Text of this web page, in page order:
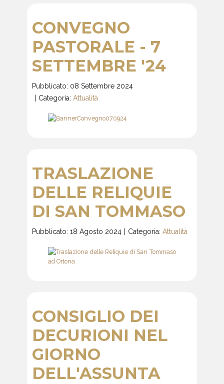
CONVEGNO
PASTORALE - 7
SETTEMBRE '24
Pubblicato: 08 Settembre 2024
Categoria: Attualità
TRASLAZIONE
DELLE RELIQUIE
DI SAN TOMMASO
Pubblicato: 18 Agosto 2024 Categoria: Attualità
CONSIGLIO DEI
DECURIONI NEL
GIORNO
DELL'ASSUNTA